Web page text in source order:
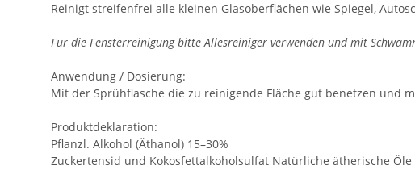
Reinigt streifenfrei alle kleinen Glasoberflächen wie Spiegel,
Für die Fensterreinigung bitte Allesreiniger verwenden und mit
Anwendung / Dosierung:
Mit der Sprühflasche die zu reinigende Fläche gut benetzen und
Produktdeklaration:
Pflanzl. Alkohol (Äthanol) 15–30%
Zuckertensid und Kokosfettalkoholsulfat Natürliche ätherische